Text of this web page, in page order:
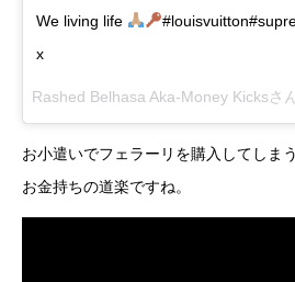
We living life
x
お小遣いでフェラーリを購入してしま
お金持ちの道楽ですね。